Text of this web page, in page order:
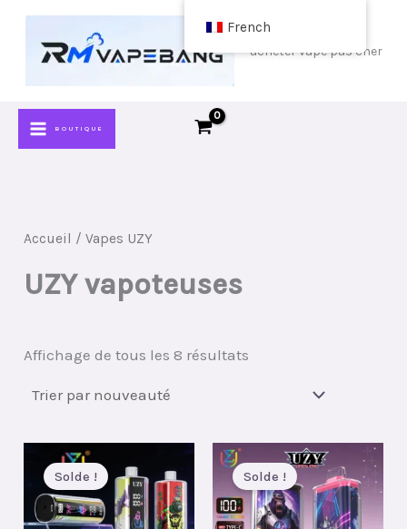
Passer
contenu
acheter vape pas cher
BOUTIQUE
Accueil / Vapes UZY
UZY vapoteuses
Affichage de tous les 8 résultats
Solde ! Solde !
French